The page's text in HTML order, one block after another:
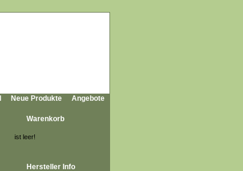
Neue Produkte Angebote
Warenkorb
ist leer!
Hersteller Info